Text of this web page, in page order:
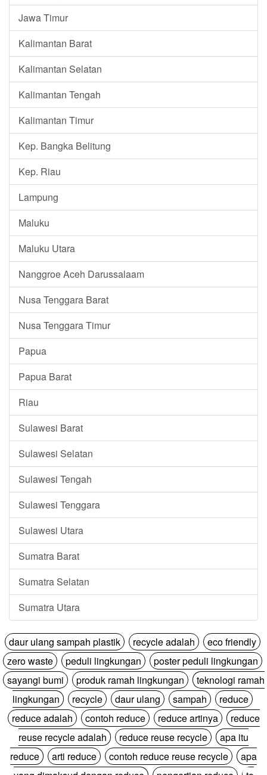
Jawa Timur
Kalimantan Barat
Kalimantan Selatan
Kalimantan Tengah
Kalimantan Timur
Kep. Bangka Belitung
Kep. Riau
Lampung
Maluku
Maluku Utara
Nanggroe Aceh Darussalaam
Nusa Tenggara Barat
Nusa Tenggara Timur
Papua
Papua Barat
Riau
Sulawesi Barat
Sulawesi Selatan
Sulawesi Tengah
Sulawesi Tenggara
Sulawesi Utara
Sumatra Barat
Sumatra Selatan
Sumatra Utara
daur ulang sampah plastik recycle adalah
eco friendly
zero waste
peduli lingkungan
poster peduli lingkungan
sayangi bumi
produk ramah lingkungan
teknologi ramah
lingkungan
recycle daur ulang sampah
reduce
reduce adalah
contoh reduce reduce artinya
reduce
reuse recycle adalah
reduce reuse recycle
apa itu
reduce
arti reduce contoh reduce reuse recycle
apa